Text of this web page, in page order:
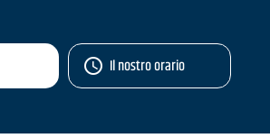
Il nostro orario